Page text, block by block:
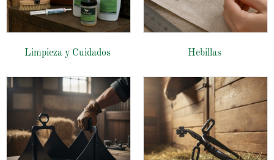
Limpieza y Cuidados Hebillas